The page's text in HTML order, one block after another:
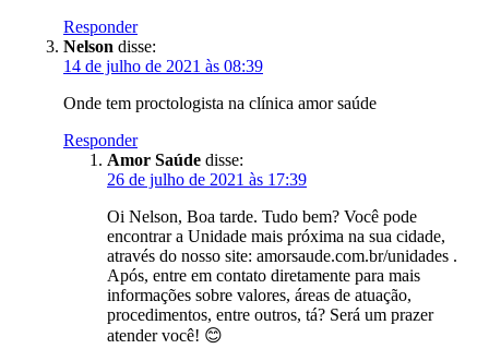
Responder
Nelson disse:
14 de julho de 2021 às 08:39
Onde tem proctologista na clínica amor saúde
Responder
Amor Saúde disse:
26 de julho de 2021 às 17:39
Oi Nelson, Boa tarde. Tudo bem? Você pode
encontrar a Unidade mais próxima na sua cidade,
através do nosso site: amorsaude.com.br/unidades .
Após, entre em contato diretamente para mais
informações sobre valores, áreas de atuação,
procedimentos, entre outros, tá? Será um prazer
atender você! 😊